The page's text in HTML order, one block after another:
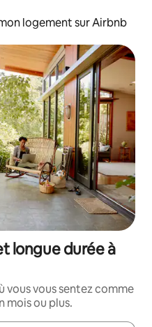
logement sur Airbnb
longue durée à
vous vous sentez comme
mois ou plus.